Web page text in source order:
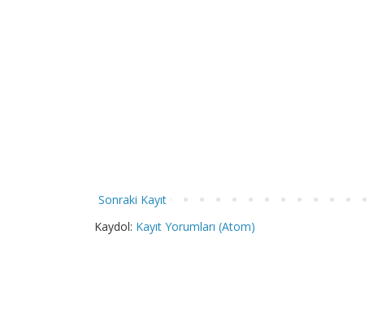
Sonraki Kayıt
Kaydol: Kayıt Yorumları (Atom)